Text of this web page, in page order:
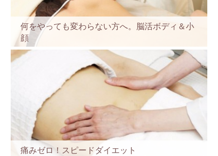
何をやっても変わらない方へ。脳活ボディ＆小
顔
痛みゼロ！スピードダイエット